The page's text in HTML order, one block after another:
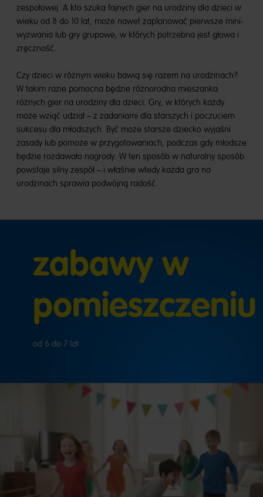
zespołowej. A kto szuka fajnych gier na urodziny dla dzieci w
wieku od 8 do 10 lat, może nawet zaplanować pierwsze mini-
wyzwania lub gry grupowe, w których potrzebna jest głowa i
zręczność.
Czy dzieci w różnym wieku bawią się razem na urodzinach?
W takim razie pomocna będzie różnorodna mieszanka
różnych gier na urodziny dla dzieci. Gry, w których każdy
może wziąć udział – z zadaniami dla starszych i poczuciem
sukcesu dla młodszych. Być może starsze dziecko wyjaśni
zasady lub pomoże w przygotowaniach, podczas gdy młodsze
będzie rozdawało nagrody. W ten sposób w naturalny sposób
powstaje silny zespół – i właśnie wtedy każda gra na
urodzinach sprawia podwójną radość.
zabawy w
pomieszczeniu
od 6 do 7 lat